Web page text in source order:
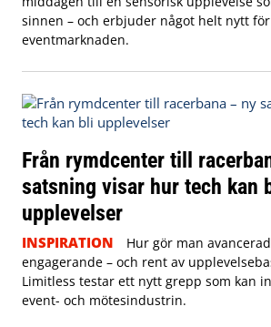
sinnen – och erbjuder något helt nytt
eventmarknaden.
Från rymdcenter till
satsning visar hur tech kan
upplevelser
INSPIRATION
Hur gör man
engagerande – och rent av
Limitless testar ett nytt grepp som kan
event- och mötesindustrin.